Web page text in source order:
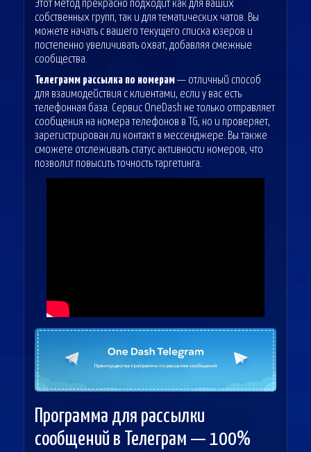
Этот метод прекрасно подходит как для ваших
собственных групп, так и для тематических чатов. Вы
можете начать с вашего текущего списка юзеров и
постепенно увеличивать охват, добавляя смежные
сообщества.
Телеграмм рассылка по номерам— отличный способ
для взаимодействия с клиентами, если у вас есть
телефонная база. Сервис OneDash не только отправляет
сообщения на номера телефонов в TG, но и проверяет,
зарегистрирован ли контакт в мессенджере. Вы также
сможете отслеживать статус активности номеров, что
позволит повысить точность таргетинга.
Программа для рассылки
сообщений в Телеграм — 100%